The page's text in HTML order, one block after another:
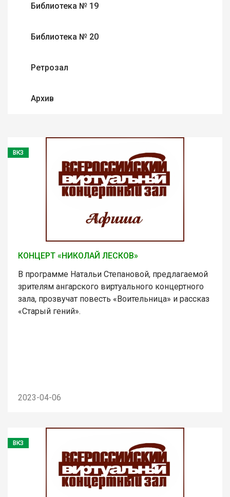
Библиотека № 19
Библиотека № 20
Ретрозал
Архив
ВКЗ
КОНЦЕРТ «НИКОЛАЙ ЛЕСКОВ»
В программе Натальи Степановой, предлагаемой
зрителям ангарского виртуального концертного
зала, прозвучат повесть «Воительница» и рассказ
«Старый гений».
2023-04-06
ВКЗ